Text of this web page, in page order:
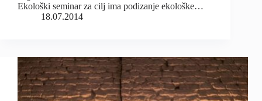
Ekološki seminar za cilj ima podizanje ekološke…
18.07.2014